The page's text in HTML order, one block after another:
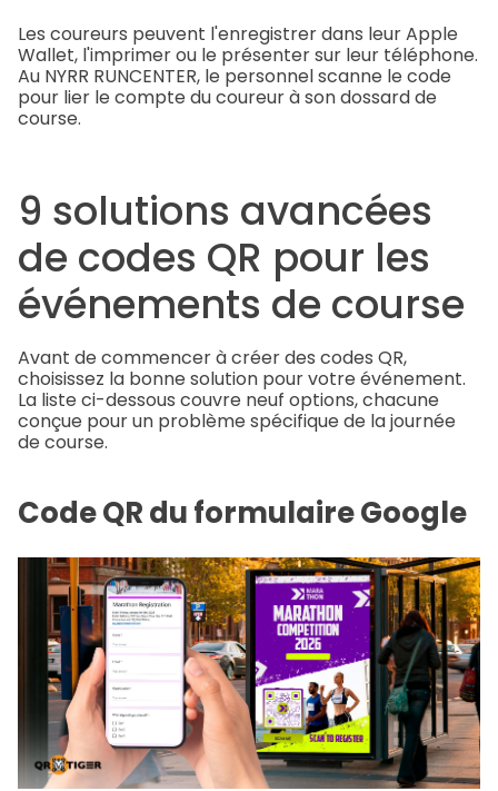
Les coureurs peuvent l'enregistrer dans leur Apple
Wallet, l'imprimer ou le présenter sur leur téléphone.
Au NYRR RUNCENTER, le personnel scanne le code
pour lier le compte du coureur à son dossard de
course.
9 solutions avancées
de codes QR pour les
événements de course
Avant de commencer à créer des codes QR,
choisissez la bonne solution pour votre événement.
La liste ci-dessous couvre neuf options, chacune
conçue pour un problème spécifique de la journée
de course.
Code QR du formulaire Google